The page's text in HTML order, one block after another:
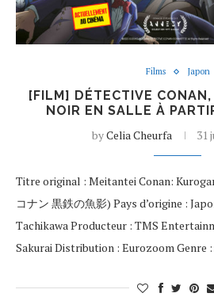
Films Japon
[FILM] DÉTECTIVE
NOIR EN SALLE À
byCelia Cheurfa 31
Titre original : Meitantei Conan:
コナン 黒鉄の魚影) Pays d’origine :
Tachikawa Producteur : TMS
Sakurai Distribution : Eurozoom Genre